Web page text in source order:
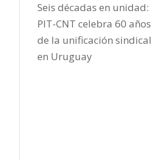
Seis décadas en unidad:
PIT-CNT celebra 60 años
de la unificación sindical
en Uruguay